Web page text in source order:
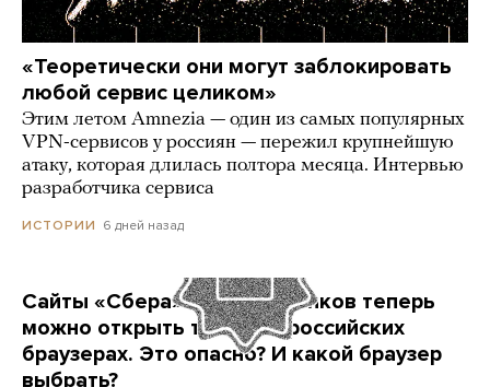
«Теоретически они могут заблокировать
любой сервис целиком»
Этим летом Amnezia — один из самых популярных
VPN-сервисов у россиян — пережил крупнейшую
атаку, которая длилась полтора месяца. Интервью
разработчика сервиса
ИСТОРИИ 6 дней назад
Сайты «Сбера» и других банков теперь
можно открыть только в российских
браузерах. Это опасно? И какой браузер
выбрать?